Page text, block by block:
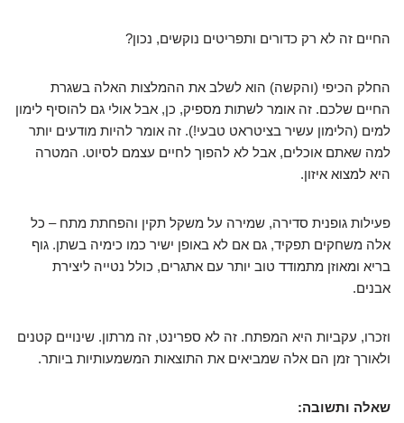
החיים זה לא רק כדורים ותפריטים נוקשים, נכון?
החלק הכיפי (והקשה) הוא לשלב את ההמלצות האלה בשגרת
החיים שלכם. זה אומר לשתות מספיק, כן, אבל אולי גם להוסיף לימון
למים (הלימון עשיר בציטראט טבעי!). זה אומר להיות מודעים יותר
למה שאתם אוכלים, אבל לא להפוך לחיים עצמם לסיוט. המטרה
היא למצוא איזון.
פעילות גופנית סדירה, שמירה על משקל תקין והפחתת מתח – כל
אלה משחקים תפקיד, גם אם לא באופן ישיר כמו כימיה בשתן. גוף
בריא ומאוזן מתמודד טוב יותר עם אתגרים, כולל נטייה ליצירת
אבנים.
וזכרו, עקביות היא המפתח. זה לא ספרינט, זה מרתון. שינויים קטנים
ולאורך זמן הם אלה שמביאים את התוצאות המשמעותיות ביותר.
שאלה ותשובה: